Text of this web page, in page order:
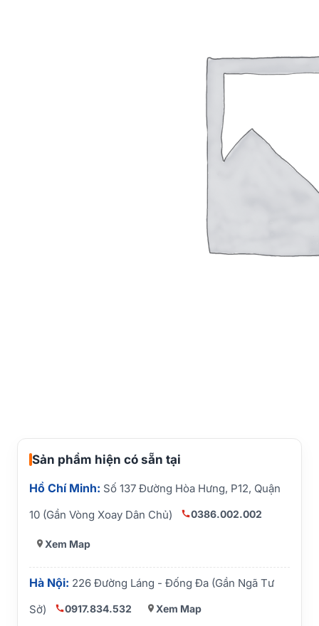
Sản phẩm hiện có sẵn tại
Hồ Chí Minh: Số 137 Đường Hòa Hưng, P12, Quận
10 (Gần Vòng Xoay Dân Chủ)
0386.002.002
Xem Map
Hà Nội: 226 Đường Láng - Đống Đa (Gần Ngã Tư
Sở)
0917.834.532 Xem Map